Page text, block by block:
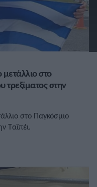
στο
στην
στο Παγκόσμιο
Ταϊπέι.